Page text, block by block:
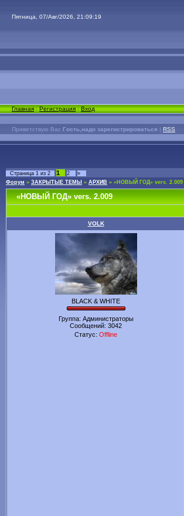
Пятница, 07/Авг/2026, 21:09:19
Главная|Регистрация|Вход
Приветствую Вас Гость,надо зарегистрироваться | RSS
Страница 1 из 2 1 2 »
Форум » ЗАКРЫТЫЕ ТЕМЫ » АРХИВ » «НОВЫЙ ГОД» vers. 2.009
«НОВЫЙ ГОД» vers. 2.009
VOLK
BLACK & WHITE
Группа: Администраторы
Сообщений: 3042
Статус: Offline